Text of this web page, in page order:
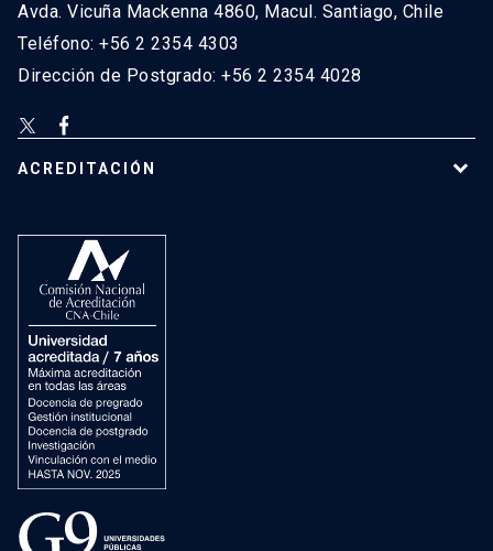
Avda. Vicuña Mackenna 4860, Macul. Santiago, Chile
Teléfono: +56 2 2354 4303
Dirección de Postgrado: +56 2 2354 4028
ACREDITACIÓN